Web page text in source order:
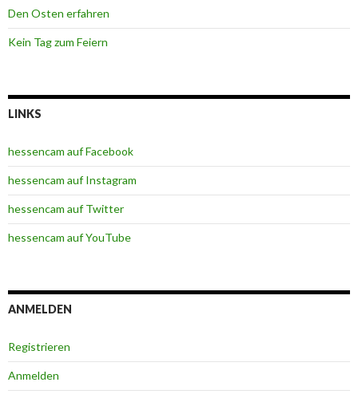
Den Osten erfahren
Kein Tag zum Feiern
LINKS
hessencam auf Facebook
hessencam auf Instagram
hessencam auf Twitter
hessencam auf YouTube
ANMELDEN
Registrieren
Anmelden